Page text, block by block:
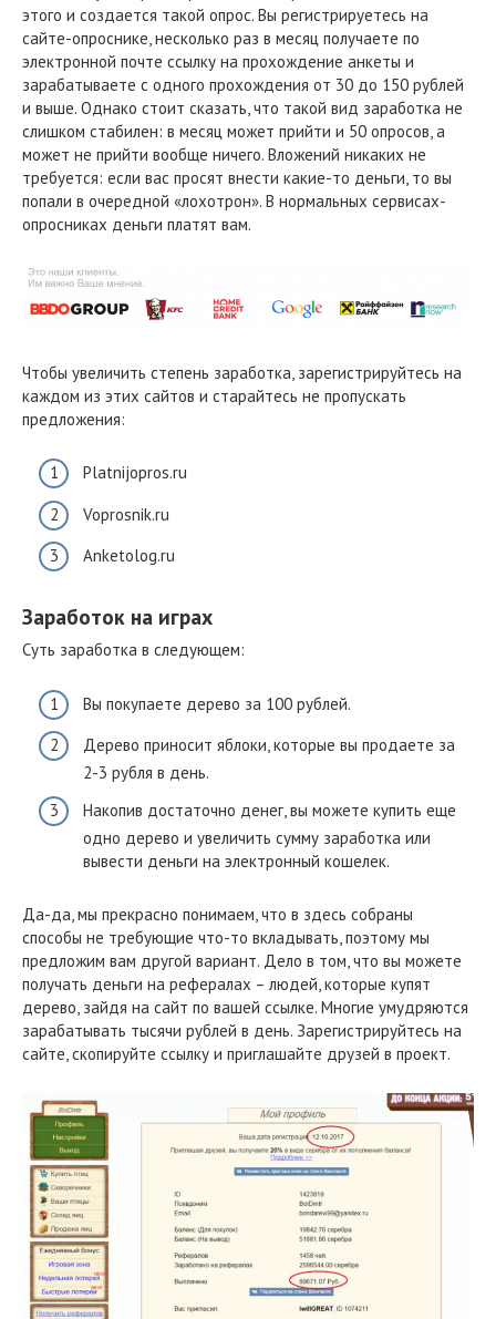
этого и создается такой опрос. Вы регистрируетесь на
сайте-опроснике, несколько раз в месяц получаете по
электронной почте ссылку на прохождение анкеты и
зарабатываете с одного прохождения от 30 до 150 рублей
и выше. Однако стоит сказать, что такой вид заработка не
слишком стабилен: в месяц может прийти и 50 опросов, а
может не прийти вообще ничего. Вложений никаких не
требуется: если вас просят внести какие-то деньги, то вы
попали в очередной «лохотрон». В нормальных сервисах-
опросниках деньги платят вам.
Чтобы увеличить степень заработка, зарегистрируйтесь на
каждом из этих сайтов и старайтесь не пропускать
предложения:
Platnijopros.ru
Voprosnik.ru
Anketolog.ru
Заработок на играх
Суть заработка в следующем:
Вы покупаете дерево за 100 рублей.
Дерево приносит яблоки, которые вы продаете за
2-3 рубля в день.
Накопив достаточно денег, вы можете купить еще
одно дерево и увеличить сумму заработка или
вывести деньги на электронный кошелек.
Да-да, мы прекрасно понимаем, что в здесь собраны
способы не требующие что-то вкладывать, поэтому мы
предложим вам другой вариант. Дело в том, что вы можете
получать деньги на рефералах – людей, которые купят
дерево, зайдя на сайт по вашей ссылке. Многие умудряются
зарабатывать тысячи рублей в день. Зарегистрируйтесь на
сайте, скопируйте ссылку и приглашайте друзей в проект.